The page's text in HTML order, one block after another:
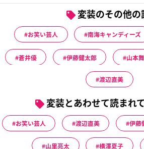
変装のその他の
お笑い芸人 南海キャンディーズ
蒼井優 伊藤健太郎 山本
渡辺直美
変装とあわせて読まれ
お笑い芸人 渡辺直美 伊藤
山里亮太 横澤夏子